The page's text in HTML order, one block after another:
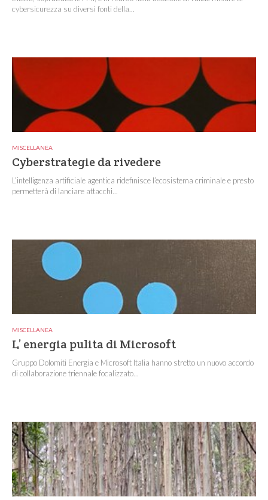
cybersicurezza su diversi fonti della...
MISCELLANEA
Cyberstrategie da rivedere
L’intelligenza artificiale agentica ridefinisce l’ecosistema criminale e presto
permetterà di lanciare attacchi...
MISCELLANEA
L’ energia pulita di Microsoft
Gruppo Dolomiti Energia e Microsoft Italia hanno stretto un nuovo accordo
di collaborazione triennale focalizzato...